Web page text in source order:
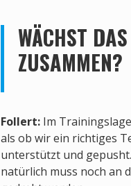
WÄCHST
ZUSAMMEN?
Follert:Im
als ob wir ein richtiges
unterstützt und
natürlich muss noch an